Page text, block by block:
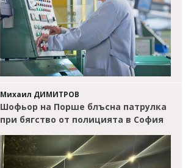
Михаил ДИМИТРОВ
Шофьор на Порше блъсна патрулка
при бягство от полицията в София